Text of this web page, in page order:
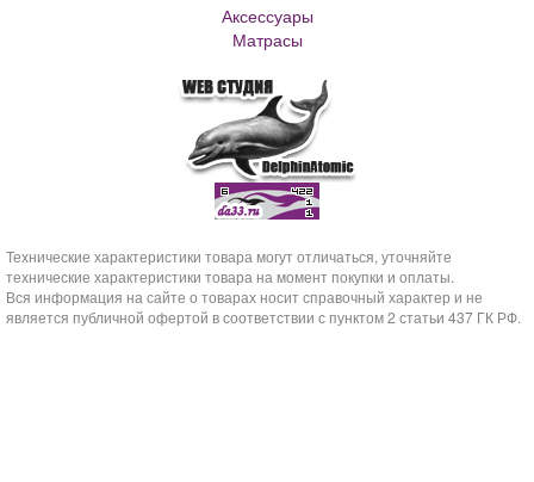
Аксессуары
Матрасы
Технические характеристики товара могут отличаться, уточняйте
технические характеристики товара на момент покупки и оплаты.
Вся информация на сайте о товарах носит справочный характер и не
является публичной офертой в соответствии с пунктом 2 статьи 437 ГК РФ.